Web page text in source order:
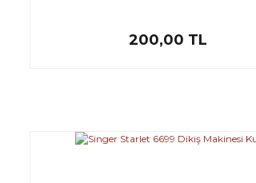
200,00 TL